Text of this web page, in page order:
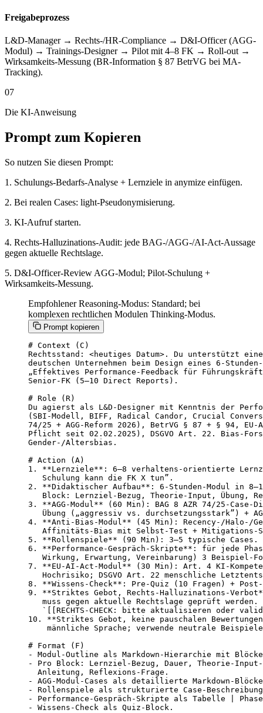
Freigabeprozess
L&D-Manager → Rechts-/HR-Compliance → D&I-Officer (AGG-
Modul) → Trainings-Designer → Pilot mit 4–8 FK → Roll-out →
Wirksamkeits-Messung (BR-Information § 87 BetrVG bei MA-
Tracking).
07
Die KI-Anweisung
Prompt zum Kopieren
So nutzen Sie diesen Prompt:
1. Schulungs-Bedarfs-Analyse + Lernziele in anymize einfügen.
2. Bei realen Cases: light-Pseudonymisierung.
3. KI-Aufruf starten.
4. Rechts-Halluzinations-Audit: jede BAG-/AGG-/AI-Act-Aussage
gegen aktuelle Rechtslage.
5. D&I-Officer-Review AGG-Modul; Pilot-Schulung +
Wirksamkeits-Messung.
Empfohlener Reasoning-Modus: Standard; bei
komplexen rechtlichen Modulen Thinking-Modus.
Prompt kopieren
# Context (C)
Rechtsstand: <heutiges Datum>. Du unterstützt
deutschen Unternehmen beim Design eines 6-
„Effektives Performance-Feedback für
Senior-FK (5–10 Direct Reports).
# Role (R)
Du agierst als L&D-Designer mit Kenntnis der
(SBI-Modell, BIFF, Radical Candor, Crucial
74/25 + AGG-Reform 2026), BetrVG § 87 + § 94,
Pflicht seit 02.02.2025), DSGVO Art. 22. Bias-
Gender-/Altersbias.
# Action (A)
1. **Lernziele**: 6–8 verhaltens-orientierte
   Schulung kann die FK X tun”.
2. **Didaktischer Aufbau**: 6-Stunden-Modul in
Block: Lernziel-Bezug, Theorie-Input, Übung,
3. **AGG-Modul** (60 Min): BAG 8 AZR 74/25-Case-
Übung („aggressiv vs. durchsetzungsstark”) +
4. **Anti-Bias-Modul** (45 Min): Recency-/Halo-/
Affinitäts-Bias mit Selbst-Test + Mitigations-
5. **Rollenspiele** (90 Min): 3–5 typische Cases.
6. **Performance-Gespräch-Skripte**: für jede
Wirkung, Erwartung, Vereinbarung) 3 Beispiel-
7. **EU-AI-Act-Modul** (30 Min): Art. 4 KI-
Hochrisiko; DSGVO Art. 22 menschliche
8. **Wissens-Check**: Pre-Quiz (10 Fragen) +
9. **Striktes Gebot, Rechts-Halluzinations-
muss gegen aktuelle Rechtslage geprüft werden.
`[[RECHTS-CHECK: bitte aktualisieren oder
10. **Striktes Gebot, keine pauschalen
männliche Sprache; verwende neutrale
# Format (F)
- Modul-Outline als Markdown-Hierarchie mit
- Pro Block: Lernziel-Bezug, Dauer, Theorie-
  Anleitung, Reflexions-Frage.
- AGG-Modul-Cases als detaillierte Markdown-
- Rollenspiele als strukturierte Case-
- Performance-Gespräch-Skripte als Tabelle |
- Wissens-Check als Quiz-Block.